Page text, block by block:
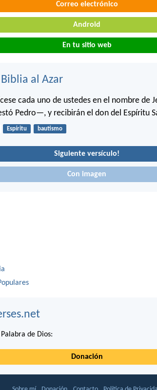
Correo electrónico
Android
En tu sitio web
al Azar
cada uno de ustedes en el nombre de
Pedro—, y recibirán el don del Espíritu
Espíritu bautismo
Siguiente versículo!
Con imagen
de Dios:
Donación